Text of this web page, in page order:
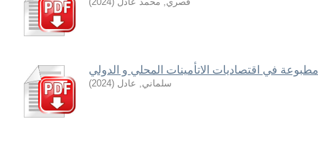
مطبوعة في اقتصاديات الاتأمينات المحلي و الدولي
سلماني, عادل (
2024
)